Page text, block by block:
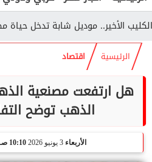
موديل شابة تدخل حياة مطرب
الرئيسية اقتصاد
هل ارتفعت مصنعية
الذهب توضح
الأربعاء 10:10 صـ